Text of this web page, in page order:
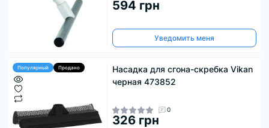
594 грн
Уведомить меня
Популярный Продано
Насадка для сгона-скребка Vikan
черная 473852
0
326 грн